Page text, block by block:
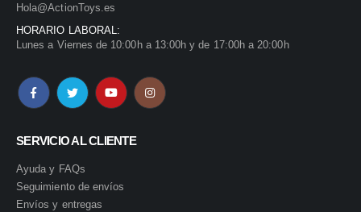
Hola@ActionToys.es
HORARIO LABORAL:
Lunes a Viernes de 10:00h a 13:00h y de 17:00h a 20:00h
SERVICIO AL CLIENTE
Ayuda y FAQs
Seguimiento de envíos
Envíos y entregas